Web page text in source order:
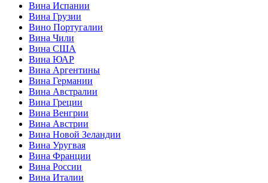
Вина Испании
Вина Грузии
Вино Португалии
Вина Чили
Вина США
Вина ЮАР
Вина Аргентины
Вина Германии
Вина Австралии
Вина Греции
Вина Венгрии
Вина Австрии
Вина Новой Зеландии
Вина Уругвая
Вина Франции
Вина России
Вина Италии